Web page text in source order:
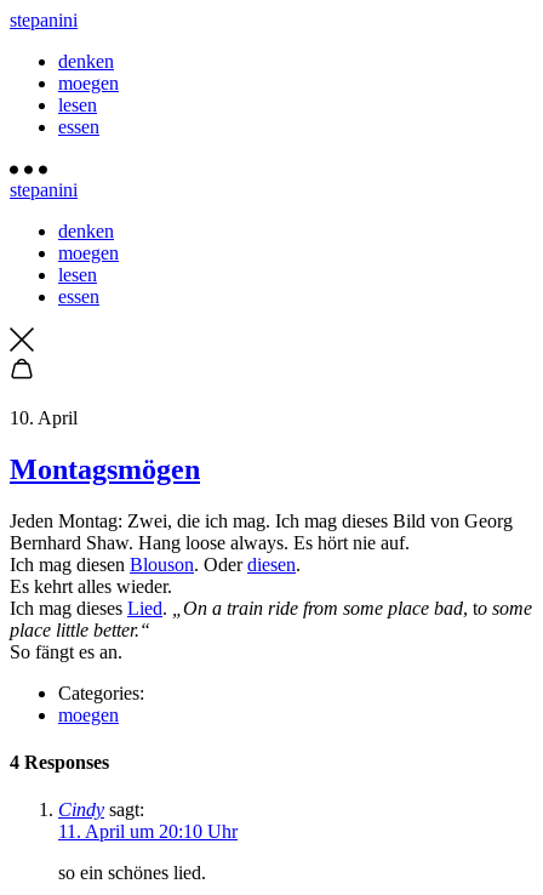
stepanini
denken
moegen
lesen
essen
stepanini
denken
moegen
lesen
essen
10. April
Montagsmögen
Jeden Montag: Zwei, die ich mag. Ich mag dieses Bild von Georg
Bernhard Shaw. Hang loose always. Es hört nie auf.
Ich mag diesen Blouson. Oderdiesen.
Es kehrt alles wieder.
Ich mag dieses Lied. „On a train ride from some place bad, to some
place little better.“
So fängt es an.
Categories:
moegen
4 Responses
Cindy sagt:
11. April um 20:10 Uhr
so ein schönes lied.